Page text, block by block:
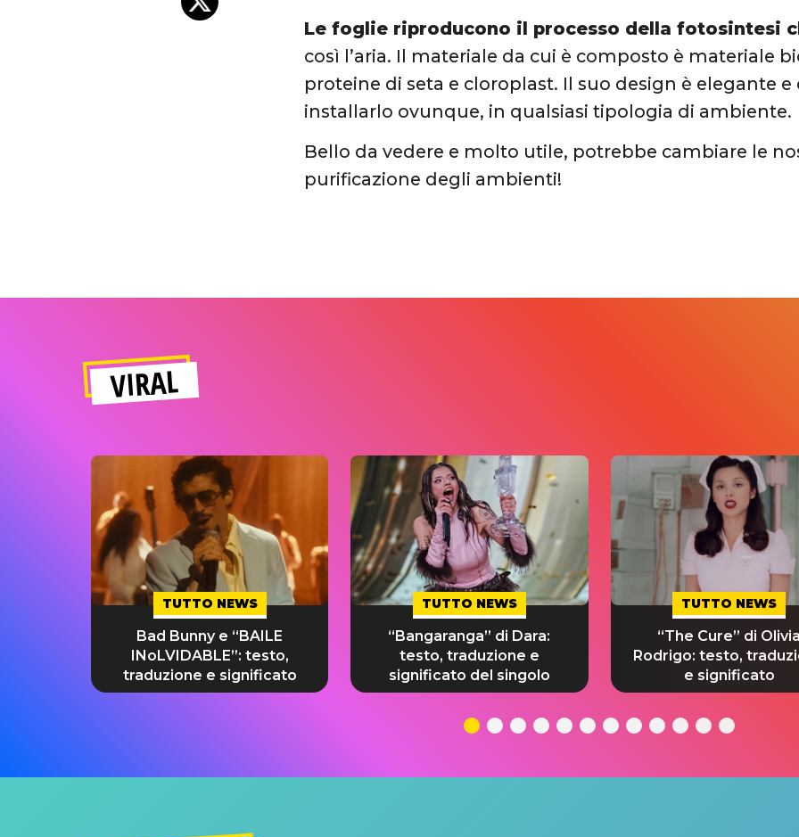
Le foglie riproducono il processo della fotosintesi
così l’aria. Il materiale da cui è composto è materiale
proteine ​​di seta e cloroplast. Il suo design è elegante
installarlo ovunque, in qualsiasi tipologia di ambiente.
Bello da vedere e molto utile, potrebbe cambiare le
purificazione degli ambienti!
VIRAL
TUTTO NEWS
Bad Bunny e “BAILE
INoLVIDABLE”: testo,
traduzione e significato
TUTTO NEWS
“Bangaranga” di Dara:
testo, traduzione e
significato del singolo
TUTTO NEWS
“The Cure” di Olivia
Rodrigo: testo,
e significato